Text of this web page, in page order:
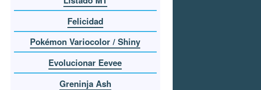
Felicidad
Pokémon Variocolor / Shiny
Evolucionar Eevee
Greninja Ash